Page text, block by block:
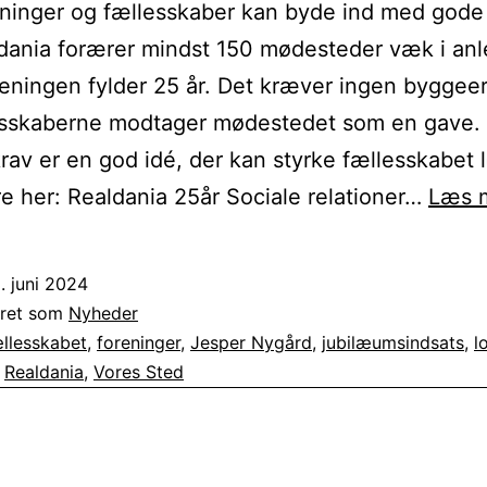
og fællesskaber kan byde ind med gode
forærer mindst 150 mødesteder væk i
fylder 25 år. Det kræver ingen
modtager mødestedet som en gave.
er en god idé, der kan styrke fællesskabet
her: Realdania 25år Sociale relationer… Læs
juni 2024
som Nyheder
, foreninger, Jesper Nygård, jubilæumsindsats,
Realdania, Vores Sted